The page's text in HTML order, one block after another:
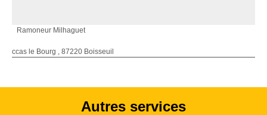
Ramoneur Milhaguet
ccas le Bourg , 87220 Boisseuil
Autres services